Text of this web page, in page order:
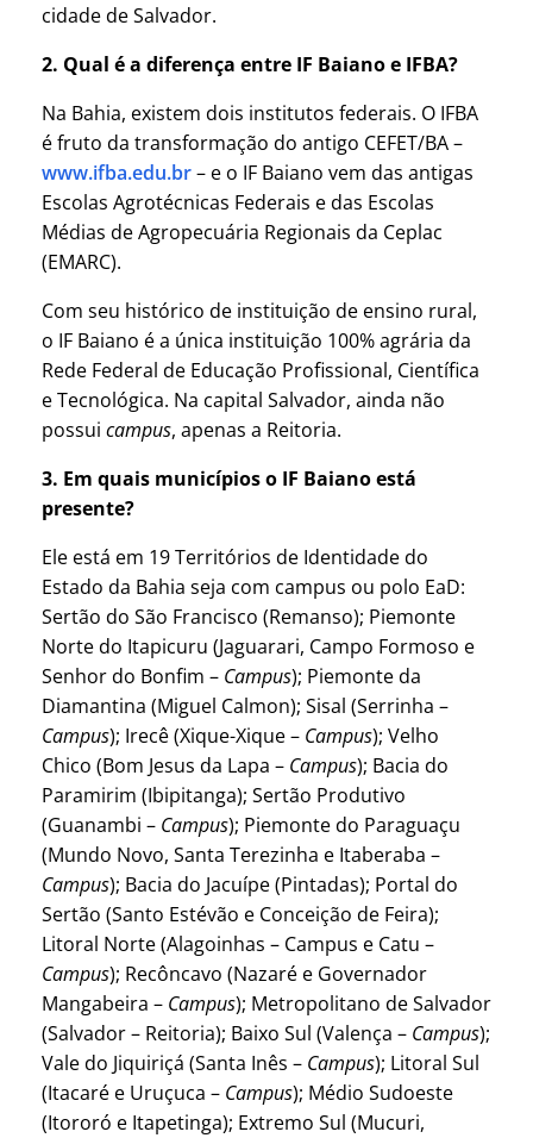
cidade de Salvador.
2. Qual é a diferença entre IF Baiano e IFBA?
Na Bahia, existem dois institutos federais. O IFBA
é fruto da transformação do antigo CEFET/BA –
www.ifba.edu.br– e o IF Baiano vem das antigas
Escolas Agrotécnicas Federais e das Escolas
Médias de Agropecuária Regionais da Ceplac
(EMARC).
Com seu histórico de instituição de ensino rural,
o IF Baiano é a única instituição 100% agrária da
Rede Federal de Educação Profissional, Científica
e Tecnológica. Na capital Salvador, ainda não
possui campus, apenas a Reitoria.
3. Em quais municípios o IF Baiano está
presente?
Ele está em 19 Territórios de Identidade do
Estado da Bahia seja com campus ou polo EaD:
Sertão do São Francisco (Remanso); Piemonte
Norte do Itapicuru (Jaguarari, Campo Formoso e
Senhor do Bonfim – Campus); Piemonte da
Diamantina (Miguel Calmon); Sisal (Serrinha –
Campus); Irecê (Xique-Xique – Campus); Velho
Chico (Bom Jesus da Lapa – Campus); Bacia do
Paramirim (Ibipitanga); Sertão Produtivo
(Guanambi – Campus); Piemonte do Paraguaçu
(Mundo Novo, Santa Terezinha e Itaberaba –
Campus); Bacia do Jacuípe (Pintadas); Portal do
Sertão (Santo Estévão e Conceição de Feira);
Litoral Norte (Alagoinhas – Campus e Catu –
Campus); Recôncavo (Nazaré e Governador
Mangabeira – Campus); Metropolitano de Salvador
(Salvador – Reitoria); Baixo Sul (Valença – Campus);
Vale do Jiquiriçá (Santa Inês – Campus); Litoral Sul
(Itacaré e Uruçuca – Campus); Médio Sudoeste
(Itororó e Itapetinga); Extremo Sul (Mucuri,